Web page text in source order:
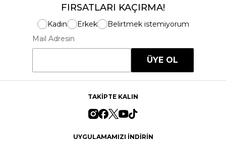
FIRSATLARI KAÇIRMA!
Kadın Erkek
Belirtmek istemiyorum
Mail Adresin
ÜYE OL
TAKİPTE KALIN
UYGULAMAMIZI İNDİRİN